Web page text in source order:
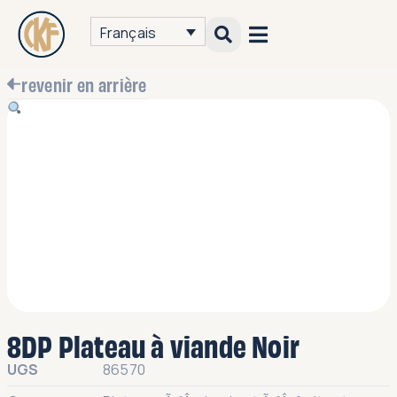
Français
revenir en arrière
8DP Plateau à viande Noir
UGS
86570